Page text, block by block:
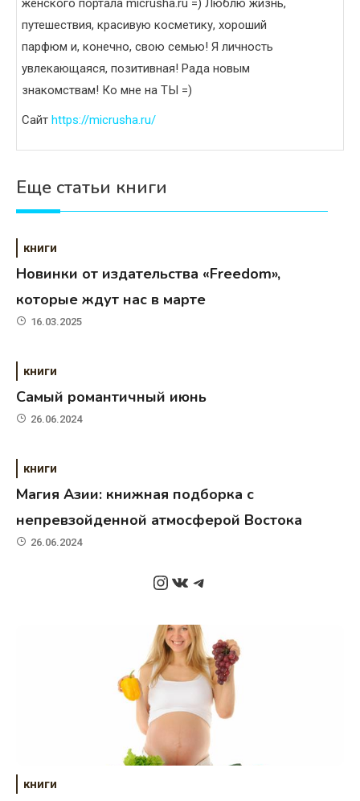
женского портала micrusha.ru =) Люблю жизнь,
путешествия, красивую косметику, хороший
парфюм и, конечно, свою семью! Я личность
увлекающаяся, позитивная! Рада новым
знакомствам! Ко мне на ТЫ =)
Сайт https://micrusha.ru/
Еще статьи книги
книги
Новинки от издательства «Freedom»,
которые ждут нас в марте
16.03.2025
книги
Самый романтичный июнь
26.06.2024
книги
Магия Азии: книжная подборка с
непревзойденной атмосферой Востока
26.06.2024
Instagram
ВКонтакте
Telegram
книги